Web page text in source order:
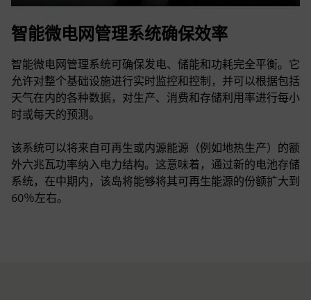
Play Mute Settings
PIP
Enter
智能微电网管理系统确保效率
智能微电网管理系统可确保发电、储能和功耗完全平衡。它
允许对整个基础设施进行实时监控和控制，并可以根据包括
天气在内的各种数据，对生产、消费和存储利用率进行每小
时或每天的预测。
该系统可以将来自可再生或内源能源（例如地热生产）的额
外六兆瓦功率纳入电力结构。这意味着，通过新的电池存储
系统，在中期内，该岛将能够将其可再生能源的份额扩大到
60％左右。